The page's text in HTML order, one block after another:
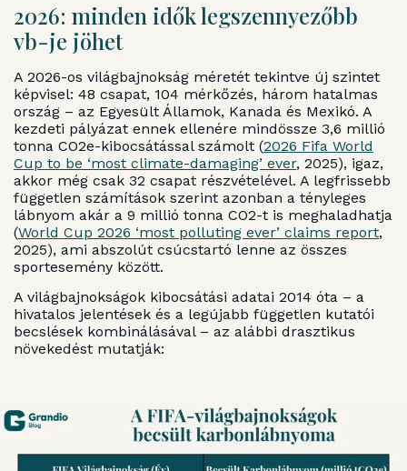
2026: minden idők legszennyezőbb
vb-je jöhet
A 2026-os világbajnokság méretét tekintve új szintet
képvisel: 48 csapat, 104 mérkőzés, három hatalmas
ország – az Egyesült Államok, Kanada és Mexikó. A
kezdeti pályázat ennek ellenére mindössze 3,6 millió
tonna CO2e-kibocsátással számolt (2026 Fifa World
Cup to be ‘most climate-damaging’ ever, 2025), igaz,
akkor még csak 32 csapat részvételével. A legfrissebb
független számítások szerint azonban a tényleges
lábnyom akár a 9 millió tonna CO2-t is meghaladhatja
(World Cup 2026 ‘most polluting ever’ claims report,
2025), ami abszolút csúcstartó lenne az összes
sportesemény között.
A világbajnokságok kibocsátási adatai 2014 óta – a
hivatalos jelentések és a legújabb független kutatói
becslések kombinálásával – az alábbi drasztikus
növekedést mutatják: